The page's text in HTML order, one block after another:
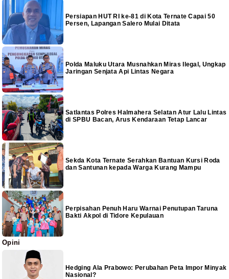
Persiapan HUT RI ke-81 di Kota Ternate Capai 50
Persen, Lapangan Salero Mulai Ditata
Polda Maluku Utara Musnahkan Miras Ilegal, Ungkap
Jaringan Senjata Api Lintas Negara
Satlantas Polres Halmahera Selatan Atur Lalu Lintas
di SPBU Bacan, Arus Kendaraan Tetap Lancar
Sekda Kota Ternate Serahkan Bantuan Kursi Roda
dan Santunan kepada Warga Kurang Mampu
Perpisahan Penuh Haru Warnai Penutupan Taruna
Bakti Akpol di Tidore Kepulauan
Opini
Hedging Ala Prabowo: Perubahan Peta Impor Minyak
Nasional?